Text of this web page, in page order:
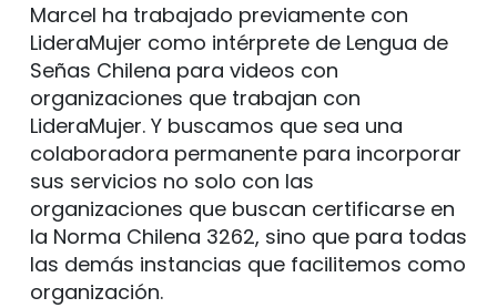
Marcel ha trabajado previamente con
LideraMujer como intérprete de Lengua de
Señas Chilena para videos con
organizaciones que trabajan con
LideraMujer. Y buscamos que sea una
colaboradora permanente para incorporar
sus servicios no solo con las
organizaciones que buscan certificarse en
la Norma Chilena 3262, sino que para todas
las demás instancias que facilitemos como
organización.